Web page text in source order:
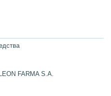
FARMA S.A.